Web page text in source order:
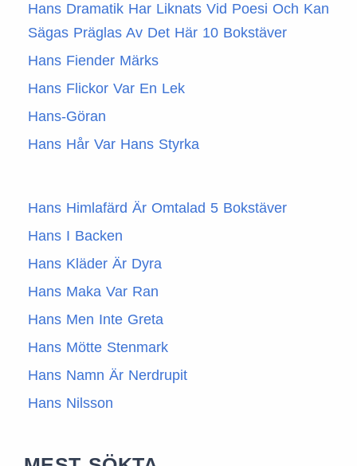
Hans Dramatik Har Liknats Vid Poesi Och Kan
Sägas Präglas Av Det Här 10 Bokstäver
Hans Fiender Märks
Hans Flickor Var En Lek
Hans-Göran
Hans Hår Var Hans Styrka
Hans Himlafärd Är Omtalad 5 Bokstäver
Hans I Backen
Hans Kläder Är Dyra
Hans Maka Var Ran
Hans Men Inte Greta
Hans Mötte Stenmark
Hans Namn Är Nerdrupit
Hans Nilsson